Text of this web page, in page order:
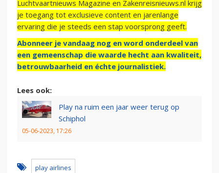
Luchtvaartnieuws Magazine en Zakenreisnieuws.nl krijg
je toegang tot exclusieve content en jarenlange
ervaring die je steeds een stap voorsprong geeft.
Abonneer je vandaag nog en word onderdeel van
een gemeenschap die waarde hecht aan kwaliteit,
betrouwbaarheid en échte journalistiek.
Lees ook:
Play na ruim een jaar weer terug op
Schiphol
05-06-2023, 17:26
play airlines